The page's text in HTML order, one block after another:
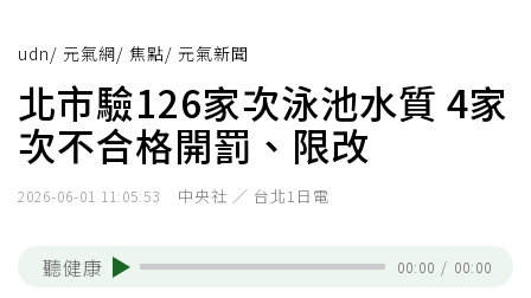
udn/ 元氣網/ 焦點/ 元氣新聞
北市驗126家次泳池水質 4家
次不合格開罰、限改
2026-06-01 11:05:53 中央社 ／ 台北1日電
聽健康 00:00 / 00:00